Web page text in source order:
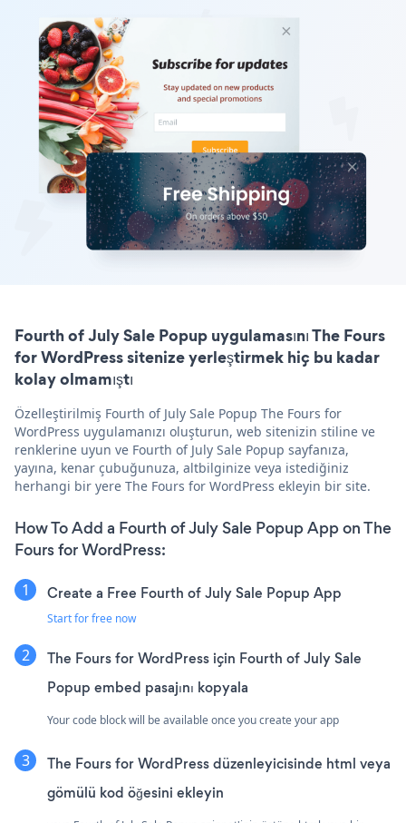
Fourth of July Sale Popup uygulamasını The Fours
for WordPress sitenize yerleştirmek hiç bu kadar
kolay olmamıştı
Özelleştirilmiş Fourth of July Sale Popup The Fours for
WordPress uygulamanızı oluşturun, web sitenizin stiline ve
renklerine uyun ve Fourth of July Sale Popup sayfanıza,
yayına, kenar çubuğunuza, altbilginize veya istediğiniz
herhangi bir yere The Fours for WordPress ekleyin bir site.
How To Add a Fourth of July Sale Popup App on The
Fours for WordPress:
Create a Free Fourth of July Sale Popup App
Start for free now
The Fours for WordPress için Fourth of July Sale
Popup embed pasajını kopyala
Your code block will be available once you create your app
The Fours for WordPress düzenleyicisinde html veya
gömülü kod öğesini ekleyin